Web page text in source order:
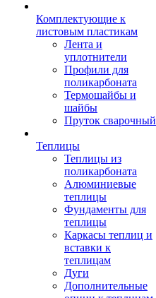
Комплектующие к
листовым пластикам
Лента и
уплотнители
Профили для
поликарбоната
Термошайбы и
шайбы
Пруток сварочный
Теплицы
Теплицы из
поликарбоната
Алюминиевые
теплицы
Фундаменты для
теплицы
Каркасы теплиц и
вставки к
теплицам
Дуги
Дополнительные